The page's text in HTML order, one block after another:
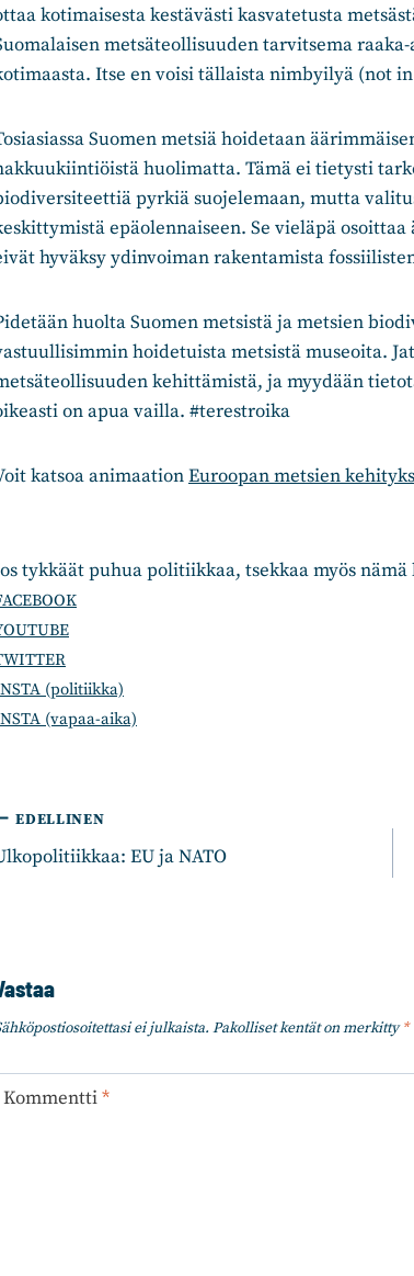
kotimaisesta kestävästi kasvatetusta
metsäteollisuuden tarvitsema
Itse en voisi tällaista nimbyilyä (not
Suomen metsiä hoidetaan
huolimatta. Tämä ei tietysti
pyrkiä suojelemaan, mutta
epäolennaiseen. Se vieläpä
hyväksy ydinvoiman rakentamista
huolta Suomen metsistä ja metsien
hoidetuista metsistä museoita.
kehittämistä, ja myydään
on apua vailla. #terestroika
katsoa animaationEuroopan metsien
tykkäät puhua politiikkaa, tsekkaa myös nämä
(politiikka)
(vapaa-aika)
EDELLINEN
EU ja NATO
ei julkaista. Pakolliset kentät on merkitty*
Kommentti*